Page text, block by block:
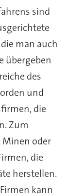
sind
man auch
übergeben
des
und
die
Zum
Minen oder
die
herstellen.
kann